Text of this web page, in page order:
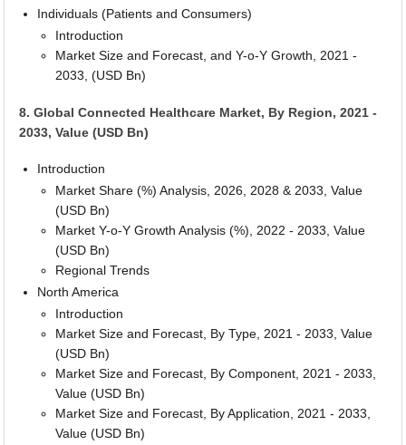
Individuals (Patients and Consumers)
Introduction
Market Size and Forecast, and Y-o-Y Growth, 2021 -
2033, (USD Bn)
8. Global Connected Healthcare Market, By Region, 2021 -
2033, Value (USD Bn)
Introduction
Market Share (%) Analysis, 2026, 2028 & 2033, Value
(USD Bn)
Market Y-o-Y Growth Analysis (%), 2022 - 2033, Value
(USD Bn)
Regional Trends
North America
Introduction
Market Size and Forecast, By Type, 2021 - 2033, Value
(USD Bn)
Market Size and Forecast, By Component, 2021 - 2033,
Value (USD Bn)
Market Size and Forecast, By Application, 2021 - 2033,
Value (USD Bn)